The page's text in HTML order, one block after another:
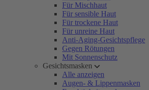
Für Mischhaut
Für sensible Haut
Für trockene Haut
Für unreine Haut
Anti-Aging-Gesichtspflege
Gegen Rötungen
Mit Sonnenschutz
Gesichtsmasken
Alle anzeigen
Augen- & Lippenmasken